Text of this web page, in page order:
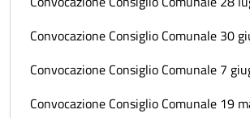
Convocazione Consiglio Comunale 30
Convocazione Consiglio Comunale 7
Convocazione Consiglio Comunale 19